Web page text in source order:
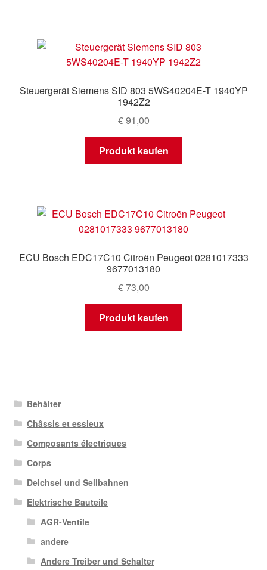
Steuergerät Siemens SID 803 5WS40204E-T 1940YP
1942Z2
€91,00
Produkt kaufen
ECU Bosch EDC17C10 Citroën Peugeot 0281017333
9677013180
€73,00
Produkt kaufen
Behälter
Châssis et essieux
Composants électriques
Corps
Deichsel und Seilbahnen
Elektrische Bauteile
AGR-Ventile
andere
Andere Treiber und Schalter